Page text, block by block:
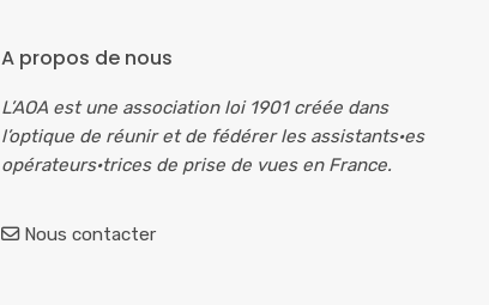
A propos de nous
L’AOA est une association loi 1901 créée dans
l’optique de réunir et de fédérer les assistants·es
opérateurs·trices de prise de vues en France.
Nous contacter